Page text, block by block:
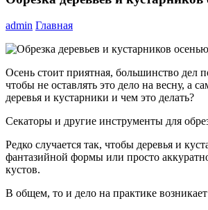
admin Главная
Осень стоит приятная, большинство дел
чтобы не оставлять это дело на весну, а
деревья и кустарники и чем это делать?
Секаторы и другие инструменты для
Редко случается так, чтобы деревья и
фантазийной формы или просто
кустов.
В общем, то и дело на практике